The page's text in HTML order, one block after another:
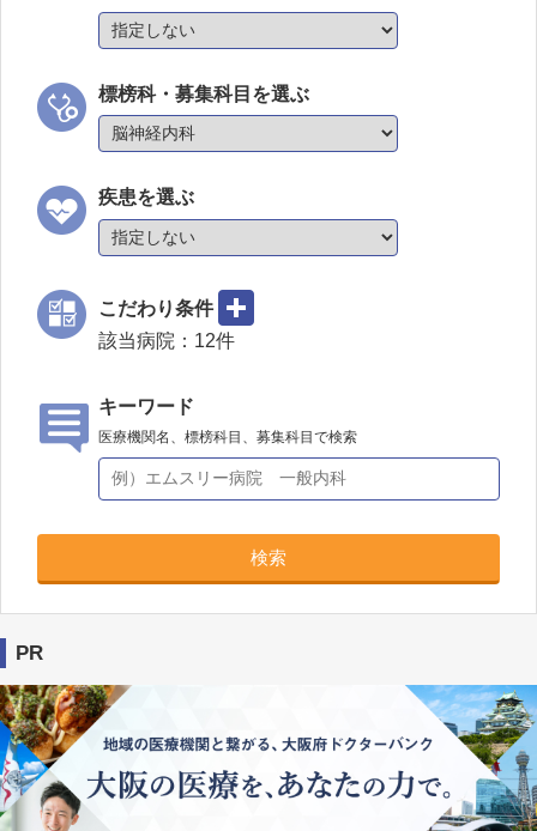
標榜科・募集科目を選ぶ
疾患を選ぶ
こだわり条件
該当病院： 12件
キーワード
医療機関名、標榜科目、募集科目で検索
検索
PR